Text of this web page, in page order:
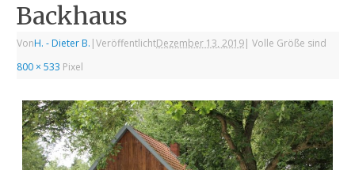
Backhaus
VonH. - Dieter B. |VeröffentlichtDezember 13, 2019| Volle Größe sind
800 × 533 Pixel